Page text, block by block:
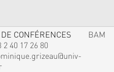
CONFÉRENCES
2 40 17 26 80
BAM